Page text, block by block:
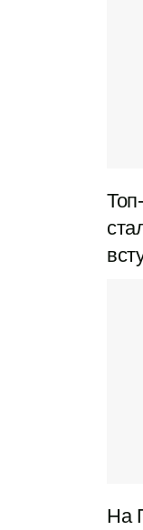
Додатково
На